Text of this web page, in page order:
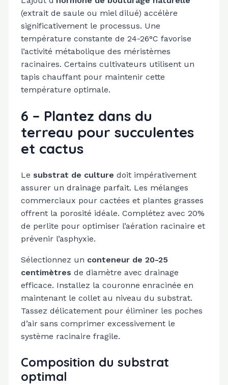
(extrait de saule ou miel dilué) accélère
significativement le processus. Une
température constante de 24-26°C favorise
l’activité métabolique des méristèmes
racinaires. Certains cultivateurs utilisent un
tapis chauffant pour maintenir cette
température optimale.
6 – Plantez dans du
terreau pour succulentes
et cactus
Le substrat de culture doit impérativement
assurer un drainage parfait. Les mélanges
commerciaux pour cactées et plantes grasses
offrent la porosité idéale. Complétez avec 20%
de perlite pour optimiser l’aération racinaire et
prévenir l’asphyxie.
Sélectionnez un conteneur de 20-25
centimètres de diamètre avec drainage
efficace. Installez la couronne enracinée en
maintenant le collet au niveau du substrat.
Tassez délicatement pour éliminer les poches
d’air sans comprimer excessivement le
système racinaire fragile.
Composition du substrat
optimal